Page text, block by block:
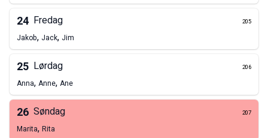
24 Fredag 205
Jakob, Jack, Jim
25 Lørdag 206
Anna, Anne, Ane
26 Søndag 207
Marita, Rita